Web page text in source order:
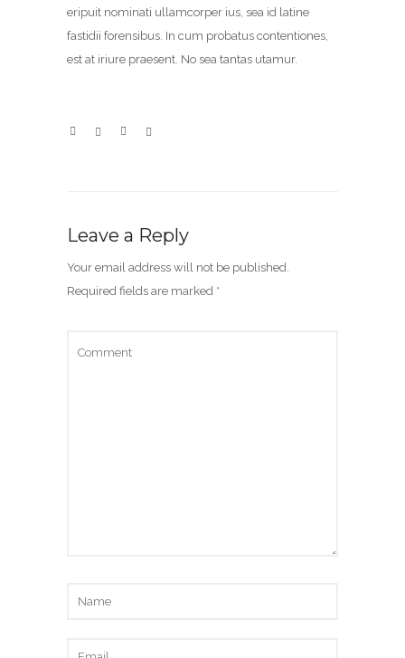
eripuit nominati ullamcorper ius, sea id latine
fastidii forensibus. In cum probatus contentiones,
est at iriure praesent. No sea tantas utamur.
Leave a Reply
Your email address will not be published.
Required fields are marked *